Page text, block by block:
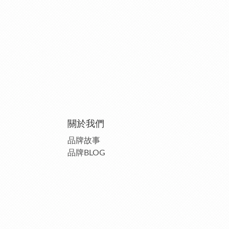
關於我們
品牌故事
品牌BLOG